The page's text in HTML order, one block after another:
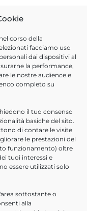
corso della
facciamo uso
dai dispositivi al
la performance,
le nostre audience e
completo su
il tuo consenso
basiche del sito.
di contare le visite
le prestazioni del
funzionamento) oltre
tuoi interessi e
essere utilizzati solo
sottostante o
alla